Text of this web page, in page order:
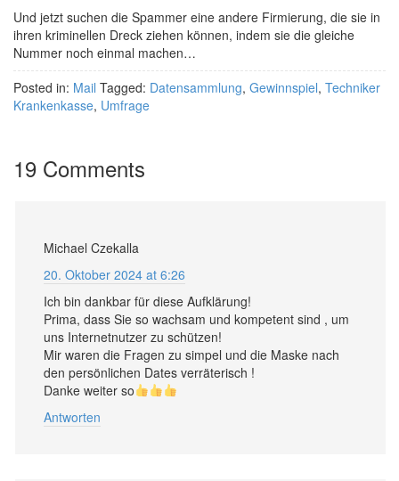
Und jetzt suchen die Spammer eine andere Firmierung, die sie in
ihren kriminellen Dreck ziehen können, indem sie die gleiche
Nummer noch einmal machen…
Posted in: Mail Tagged: Datensammlung, Gewinnspiel, Techniker
Krankenkasse, Umfrage
19 Comments
Michael Czekalla
20. Oktober 2024 at 6:26
Ich bin dankbar für diese Aufklärung!
Prima, dass Sie so wachsam und kompetent sind , um
uns Internetnutzer zu schützen!
Mir waren die Fragen zu simpel und die Maske nach
den persönlichen Dates verräterisch !
Danke weiter so
Antworten